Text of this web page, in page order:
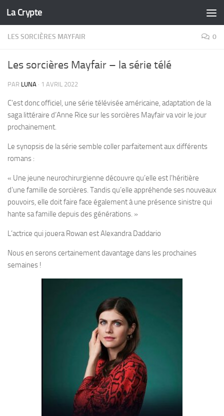
Skip to content
La Crypte
LES SORCIÈRES MAYFAIR 0
Les sorcières Mayfair – la série télé
PAR LUNA · 1 AVRIL 2022
C’est donc officiel, une série télévisée américaine, adaptation de la
saga littéraire d’Anne Rice sur les sorcières Mayfair va voir le jour
prochainement.
Le synopsis de la série semble coller parfaitement aux différents
romans :
« Une jeune neurochirurgienne découvre qu’elle est l’héritière
d’une famille de sorcières. Tandis qu’elle appréhende ses nouveaux
pouvoirs, elle doit faire face également à une présence sinistre qui
hante sa famille depuis des générations. »
L’actrice qui jouera Rowan est Alexandra Daddario
Nous en serons certainement davantage dans les prochaines
semaines !